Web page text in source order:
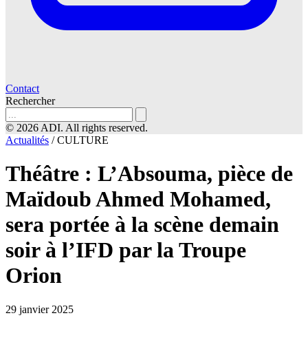
Contact
Rechercher
© 2026 ADI. All rights reserved.
Actualités / CULTURE
Théâtre : L’Absouma, pièce de
Maïdoub Ahmed Mohamed,
sera portée à la scène demain
soir à l’IFD par la Troupe
Orion
29 janvier 2025